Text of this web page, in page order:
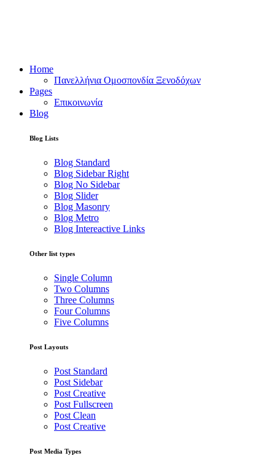
Home
Πανελλήνια Ομοσπονδία Ξενοδόχων
Pages
Επικοινωνία
Blog
Blog Lists
Blog Standard
Blog Sidebar Right
Blog No Sidebar
Blog Slider
Blog Masonry
Blog Metro
Blog Intereactive Links
Other list types
Single Column
Two Columns
Three Columns
Four Columns
Five Columns
Post Layouts
Post Standard
Post Sidebar
Post Creative
Post Fullscreen
Post Clean
Post Creative
Post Media Types